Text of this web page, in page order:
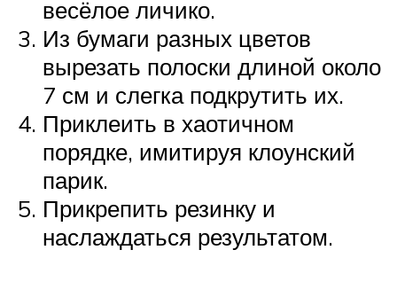
весёлое личико.
Из бумаги разных цветов
вырезать полоски длиной около
7 см и слегка подкрутить их.
Приклеить в хаотичном
порядке, имитируя клоунский
парик.
Прикрепить резинку и
наслаждаться результатом.